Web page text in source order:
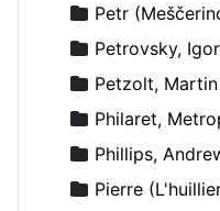
Petr
Petrovsky, Igor
Petzolt, Martin
Philaret,
Phillips,
Pierre